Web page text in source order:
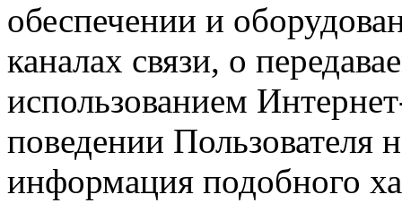
обеспечении и
каналах связи, о
использованием
поведении Пользователя
информация подобного